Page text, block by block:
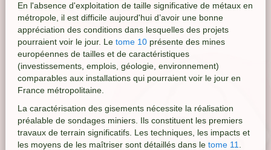
En l'absence d'exploitation de taille significative de métaux en
métropole, il est difficile aujourd'hui d’avoir une bonne
appréciation des conditions dans lesquelles des projets
pourraient voir le jour. Le tome 10présente des mines
européennes de tailles et de caractéristiques
(investissements, emplois, géologie, environnement)
comparables aux installations qui pourraient voir le jour en
France métropolitaine.
La caractérisation des gisements nécessite la réalisation
préalable de sondages miniers. Ils constituent les premiers
travaux de terrain significatifs. Les techniques, les impacts et
les moyens de les maîtriser sont détaillés dans le tome 11